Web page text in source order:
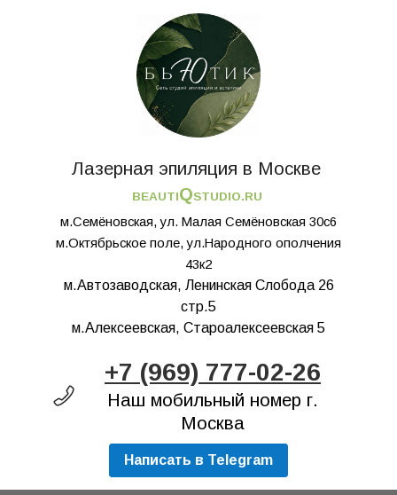
Лазерная эпиляция в Москве
BEAUTIQSTUDIO.RU
м.Семёновская, ул. Малая Семёновская 30с6
м.Октябрьское поле, ул.Народного ополчения
43к2
м.Автозаводская, Ленинская Слобода 26
стр.5
м.Алексеевская, Староалексеевская 5
+7 (969) 777-02-26
Наш мобильный номер г.
Москва
Написать в Telegram